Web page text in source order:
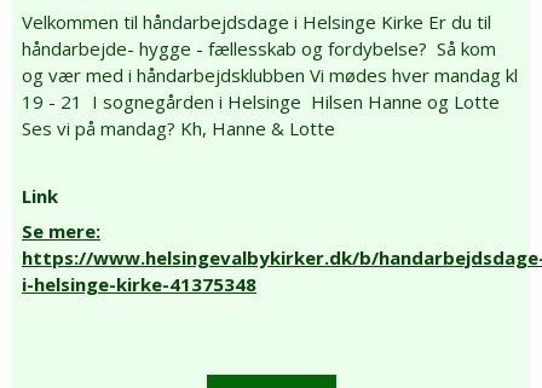
Velkommen til håndarbejdsdage i Helsinge Kirke Er du til
håndarbejde- hygge - fællesskab og fordybelse? Så kom
og vær med i håndarbejdsklubben Vi mødes hver mandag kl
19 - 21 I sognegården i Helsinge Hilsen Hanne og Lotte
Ses vi på mandag? Kh, Hanne & Lotte
Link
Se mere:
https://www.helsingevalbykirker.dk/b/
i-helsinge-kirke-41375348